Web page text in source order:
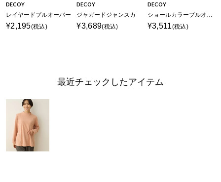
DECOY
レイヤードプルオーバー
¥2,195(税込)
DECOY
ジャガードジャンスカ
¥3,689(税込)
DECOY
ショールカラープルオーバー
¥3,511(税込)
最近チェックしたアイテム